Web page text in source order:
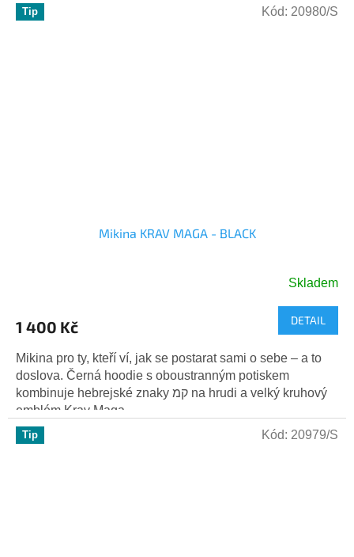
Tip
Mikina KRAV MAGA - BLACK
produktu
5,0
z
5
hvězdiček.
Skladem
1 400 Kč DETAIL
Mikina pro ty, kteří ví, jak se postarat sami o sebe – a to
doslova. Černá hoodie s oboustranným potiskem
kombinuje hebrejské znaky קמ na hrudi a velký kruhový
emblém Krav Maga...
Kód: 20980/S
Tip Kód: 20979/S